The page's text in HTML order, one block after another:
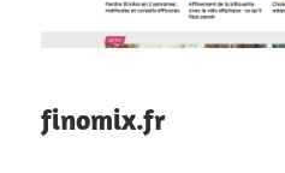
finomix.fr